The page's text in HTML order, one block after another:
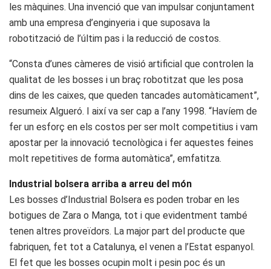
les màquines. Una invenció que van impulsar conjuntament
amb una empresa d’enginyeria i que suposava la
robotització de l’últim pas i la reducció de costos.
“Consta d’unes càmeres de visió artificial que controlen la
qualitat de les bosses i un braç robotitzat que les posa
dins de les caixes, que queden tancades automàticament”,
resumeix Algueró. I així va ser cap a l’any 1998. “Havíem de
fer un esforç en els costos per ser molt competitius i vam
apostar per la innovació tecnològica i fer aquestes feines
molt repetitives de forma automàtica”, emfatitza.
Industrial bolsera arriba a arreu del món
Les bosses d’Industrial Bolsera es poden trobar en les
botigues de Zara o Manga, tot i que evidentment també
tenen altres proveïdors. La major part del producte que
fabriquen, fet tot a Catalunya, el venen a l’Estat espanyol.
El fet que les bosses ocupin molt i pesin poc és un